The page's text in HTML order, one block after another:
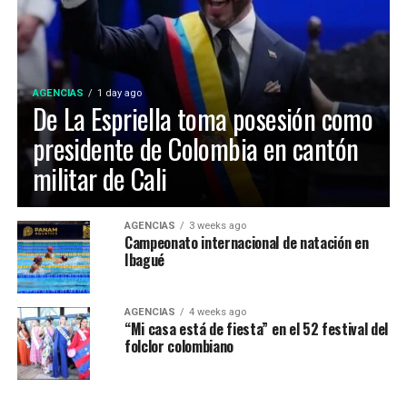
construyeron originalmente a finales de los años 70
para los Juegos Nacionales de 1970.
Maria Paula Gonzalez Lozano, representó a Ibagué en el
52 Festival Folclórico Colombiano , fue elejida como
Embajadora Municipal del Folclor, representaba la
comuna 12 de la ciudad y obtuvo el titulo por su
carisma, dominio escenico e interpretación del baile
tradicional.
La Virreina Nacional del Folclor 2026, es Mariangel
AGENCIAS 1 day ago
De La Espriella toma posesión como
presidente de Colombia en cantón
militar de Cali
AGENCIAS 3 weeks ago
Campeonato internacional de natación en
Ibagué
AGENCIAS 4 weeks ago
“Mi casa está de fiesta” en el 52 festival del
folclor colombiano